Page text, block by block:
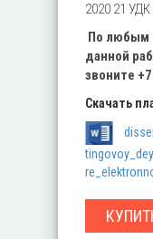
2020 21
По любым
данной
звоните
Скачать